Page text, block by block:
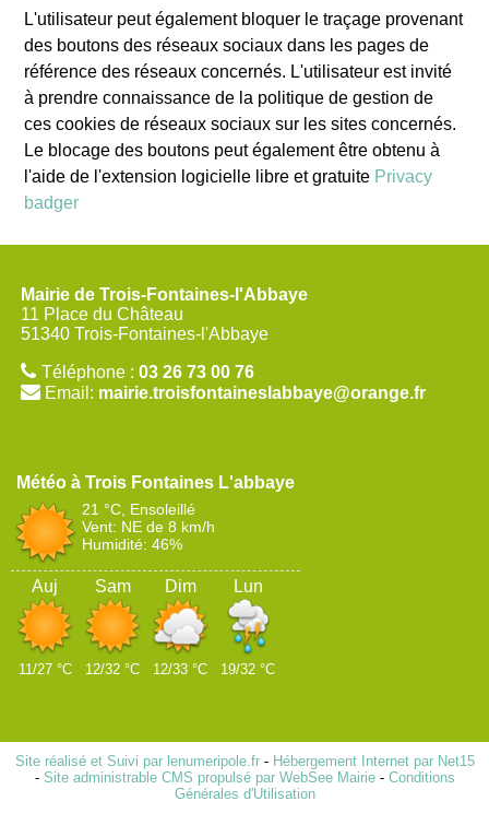
L'utilisateur peut également bloquer le traçage provenant
des boutons des réseaux sociaux dans les pages de
référence des réseaux concernés. L'utilisateur est invité
à prendre connaissance de la politique de gestion de
ces cookies de réseaux sociaux sur les sites concernés.
Le blocage des boutons peut également être obtenu à
l'aide de l'extension logicielle libre et gratuite Privacy
badger
Mairie de Trois-Fontaines-l'Abbaye
11 Place du Château
51340 Trois-Fontaines-l'Abbaye
Téléphone : 03 26 73 00 76
Email: mairie.troisfontaineslabbaye@orange.fr
Trois Fontaines L'abbaye
21 °C, Ensoleillé
Vent: NE de 8 km/h
Humidité: 46%
Auj
11/27 °C
Sam
12/32 °C
Dim
12/33 °C
Lun
19/32 °C
Site réalisé et Suivi par lenumeripole.fr- Hébergement Internet par Net15
- Site administrable CMS propulsé par WebSee Mairie- Conditions
Générales d'Utilisation